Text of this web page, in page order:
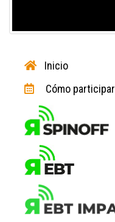
Inicio
Cómo participar